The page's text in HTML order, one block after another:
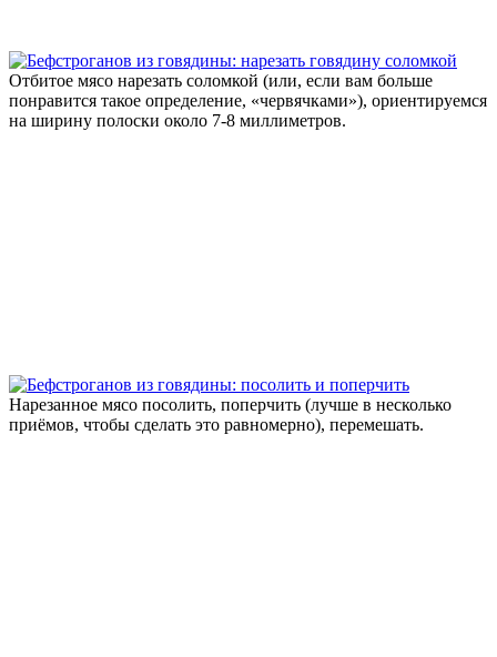
Отбитое мясо нарезать соломкой (или, если вам больше
понравится такое определение, «червячками»), ориентируемся
на ширину полоски около 7-8 миллиметров.
Нарезанное мясо посолить, поперчить (лучше в несколько
приёмов, чтобы сделать это равномерно), перемешать.